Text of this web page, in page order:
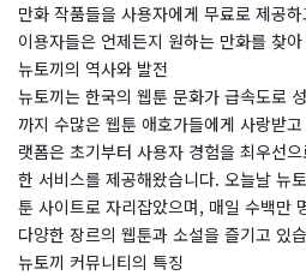
만화 작품들을 사용자에게 무료로 제공
이용자들은 언제든지 원하는 만화를 찾
뉴토끼의 역사와 발전
뉴토끼는 한국의 웹툰 문화가 급속도로
까지 수많은 웹툰 애호가들에게 사랑받
랫폼은 초기부터 사용자 경험을 최우선
한 서비스를 제공해왔습니다. 오늘날 뉴
툰 사이트로 자리잡았으며, 매일 수백만
다양한 장르의 웹툰과 소설을 즐기고 있
뉴토끼 커뮤니티의 특징